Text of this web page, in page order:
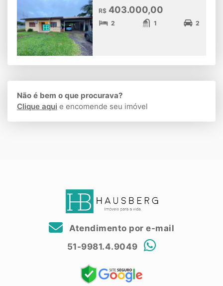
R$ 403.000,00
2 1 2
Não é bem o que procurava?
Clique aqui e encomende seu imóvel
Atendimento por e-mail
51-9981.4.9049